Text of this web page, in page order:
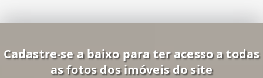
Cadastre-se a baixo para ter acesso a todas
as fotos dos imóveis do site